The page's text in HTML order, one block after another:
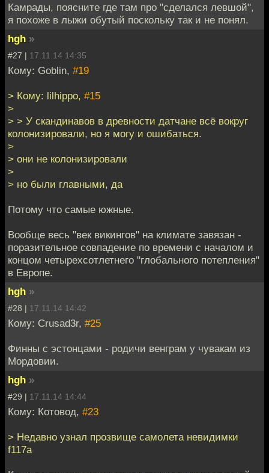
Камрады, поясните где там про "сделался левшой",
я похоже в лыжи обутый поскольку так и не понял.
hgh »
#27 | 17.11.14 14:35
Кому: Goblin, #19
> Кому: lilhippo, #15
>
> > У скандинавов в древности датчане всё вокруг
колонизировали, но я могу и ошибаться.
>
> они не колонизировали
>
> но были главными, да
Потому что самые южные.
Вообще весь "век викингов" на климате завязан -
поразительное совпадение по времени с началом и
концом четырехсотлетнего "глобального потепления"
в Европе.
hgh »
#28 | 17.11.14 14:42
Кому: Crusad3r, #25
Финны с эстонцами - родичи венграм у чувакам из
Мордовии.
hgh »
#29 | 17.11.14 14:44
Кому: Котовод, #23
> Недавно узнал прозвище самолета невидимки
f117a